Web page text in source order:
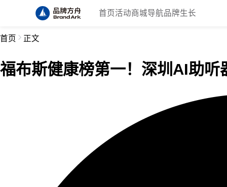
首页 活动商城导航品牌生长
首页 正文
福布斯健康榜第一！深圳AI助听